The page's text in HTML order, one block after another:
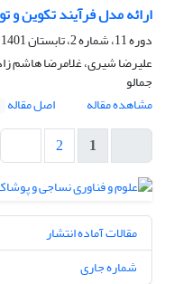
ارائه مدل فرآیند
دوره 11، شماره 2، تابستان 1401، صفحه
علیرضا شیری، غلامرضا هاشم
جمالو
مشاهده مقاله
اصل مقاله
1
2
مقالات آماده انتشار
شماره جاری